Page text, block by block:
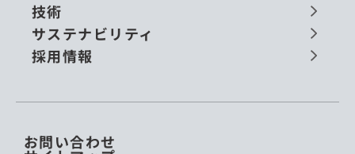
技術
サステナビリティ
採用情報
お問い合わせ